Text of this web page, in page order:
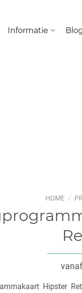
Informatie
HOME /
Hipster